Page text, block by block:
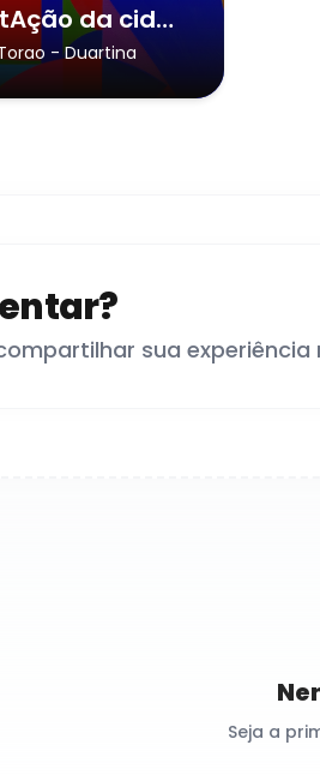
Festival GraffitAção da cidade de Duartina,Coletivo Novo Mundo -Rodolfo Leite Campos
- Duartina
sua experiência
Seja a